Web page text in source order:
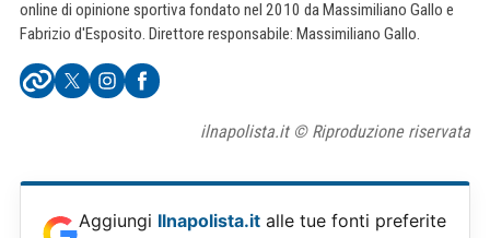
online di opinione sportiva fondato nel 2010 da Massimiliano Gallo e
Fabrizio d'Esposito. Direttore responsabile: Massimiliano Gallo.
ilnapolista.it © Riproduzione riservata
Aggiungi Ilnapolista.it alle tue fonti preferite